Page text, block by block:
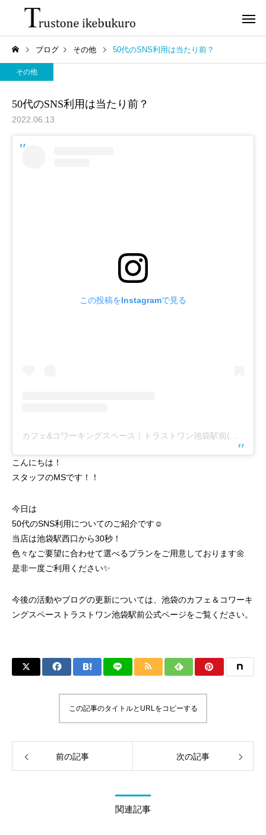
ブログ その他 50代のSNS利用は当たり前？
その他
50代のSNS利用は当たり前？
2022.06.13
この投稿をInstagramで見る
こんにちは！
スタッフのMSです！！
今日は
50代のSNS利用についてのご紹介です☺️
当店は池袋駅西口から30秒！
色々なご要望に合わせて選べるプランをご用意しております🌼
是非一度ご利用ください✨
今後の活動やブログの更新については、 池袋のカフェ＆コワーキ
ングスペーストラストワン池袋駅前公式ページをご覧ください。
この記事のタイトルとURLをコピーする
前の記事 次の記事
関連記事